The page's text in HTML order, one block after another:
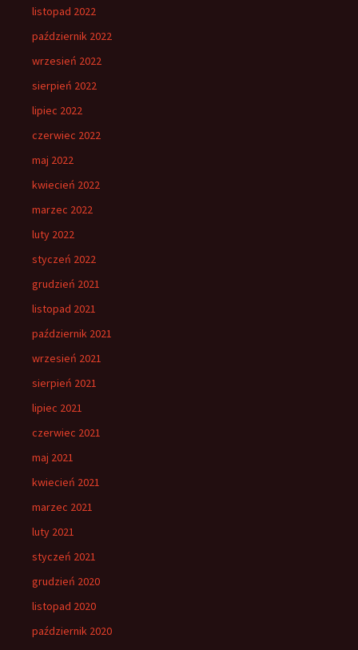
listopad 2022
październik 2022
wrzesień 2022
sierpień 2022
lipiec 2022
czerwiec 2022
maj 2022
kwiecień 2022
marzec 2022
luty 2022
styczeń 2022
grudzień 2021
listopad 2021
październik 2021
wrzesień 2021
sierpień 2021
lipiec 2021
czerwiec 2021
maj 2021
kwiecień 2021
marzec 2021
luty 2021
styczeń 2021
grudzień 2020
listopad 2020
październik 2020